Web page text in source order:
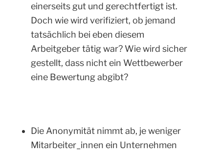
einerseits gut und gerechtfertigt ist.
Doch wie wird verifiziert, ob jemand
tatsächlich bei eben diesem
Arbeitgeber tätig war? Wie wird sicher
gestellt, dass nicht ein Wettbewerber
eine Bewertung abgibt?
Die Anonymität nimmt ab, je weniger
Mitarbeiter_innen ein Unternehmen